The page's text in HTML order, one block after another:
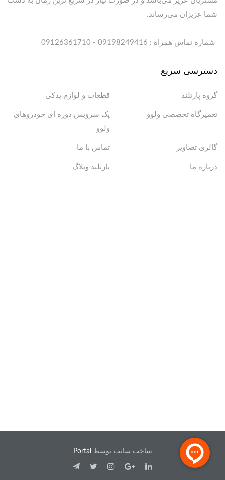
شما عزیزان می‌رساند.
شماره تماس همراه : 09198249416 - 09126361710
دسترسی سریع
گروه پارتلند قطعات و لوازم یدکی
تعمیرگاه تخصصی ولوو
پک سرویس دوره ای خودروهای
ولوو
گالری تصاویر تماس با ما
درباره ما پارتلند وبلاگ
ساخت سایت توسط Portal